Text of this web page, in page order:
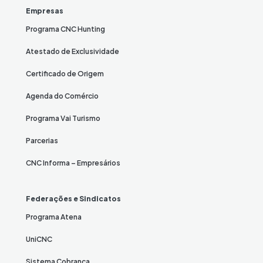
Empresas
Programa CNC Hunting
Atestado de Exclusividade
Certificado de Origem
Agenda do Comércio
Programa Vai Turismo
Parcerias
CNC Informa – Empresários
Federações e Sindicatos
Programa Atena
UniCNC